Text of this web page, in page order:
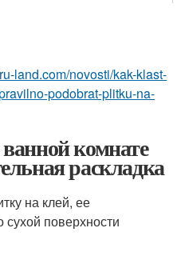
land.com/novosti/kak-klast-
podobrat-plitku-na-
комнате
раскладка
на клей, ее
сухой поверхности